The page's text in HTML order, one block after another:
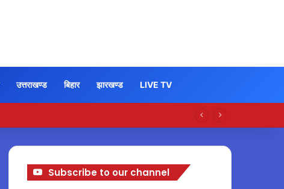
उत्तराखण्ड बिहार झारखण्ड LIVE TV
Subscribe to our channel